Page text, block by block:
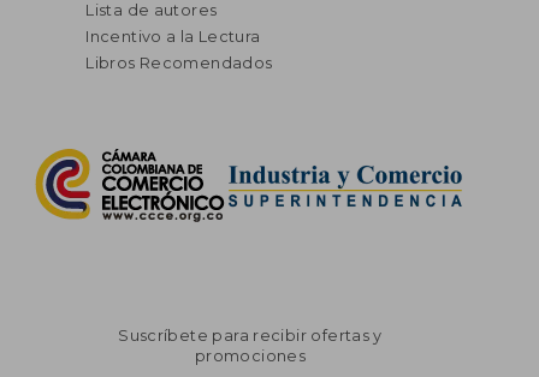
Lista de autores
Incentivo a la Lectura
Libros Recomendados
Suscríbete para recibir ofertas y
promociones